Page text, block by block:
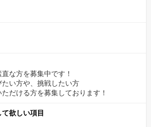
な方を募集中です！
い方や、挑戦したい方
だける方を募集しております！
欲しい項目